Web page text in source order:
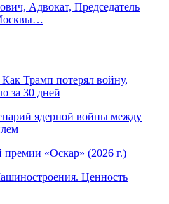
Адвокат, Председатель
Трамп потерял войну,
за 30 дней
ядерной войны между
«Оскар» (2026 г.)
Ценность